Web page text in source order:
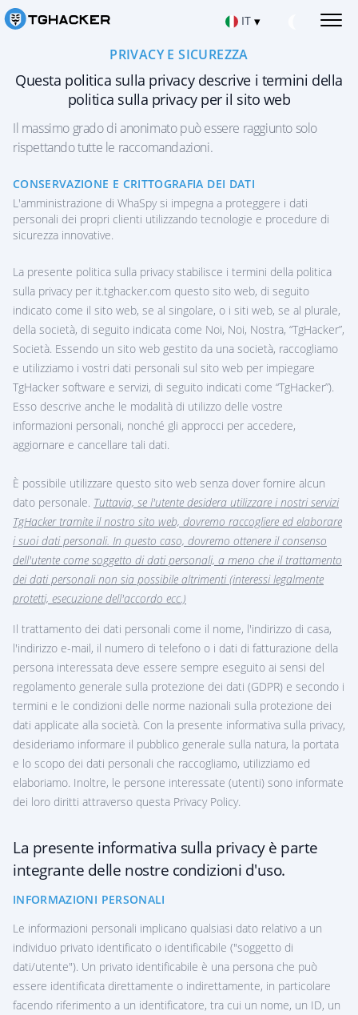
IT ▾
Español
Français
中文
Türkçe
Portuguese (Brazil)
English
Deutsch
HACKERARE I MESSAGGI DI TELEGRAM
Leggere i messaggi di Telegram
HACKARE L'ACCOUNT TELEGRAM DI IOS
Applicazioni di hacking per iPhone
HACKERARE TELEGRAM SU ANDROID
RIPARARE L'ACCOUNT TELEGRAM
Recuperare le chat cancellate
POSIZIONE VIA TELEGRAM
TRACCIARE L'ATTIVITÀ DI TELEGRAM
App di tracciamento di Telegram
HACKERARE IL CANALE TELEGRAM
Applicazione hack per chat di gruppo
FAQ
Caratteristiche
PRIVACY E SICUREZZA
Questa politica sulla privacy descrive i termini della
politica sulla privacy per il sito web
Il massimo grado di anonimato può essere raggiunto solo
rispettando tutte le raccomandazioni.
CONSERVAZIONE E CRITTOGRAFIA DEI DATI
L'amministrazione di WhaSpy si impegna a proteggere i dati
personali dei propri clienti utilizzando tecnologie e procedure di
sicurezza innovative.
La presente politica sulla privacy stabilisce i termini della politica
sulla privacy per ‌it.tghacker.com questo sito web, di seguito
indicato come il sito web, se al singolare, o i siti web, se al plurale,
della società, di seguito indicata come Noi, Noi, Nostra, “TgHacker”,
Società. Essendo un sito web gestito da una società, raccogliamo
e utilizziamo i vostri dati personali sul sito web per impiegare
TgHacker software e servizi, di seguito indicati come “TgHacker”).
Esso descrive anche le modalità di utilizzo delle vostre
informazioni personali, nonché gli approcci per accedere,
aggiornare e cancellare tali dati.
È possibile utilizzare questo sito web senza dover fornire alcun
dato personale. Tuttavia, se l'utente desidera utilizzare i nostri servizi
TgHacker tramite il nostro sito web, dovremo raccogliere ed elaborare
i suoi dati personali. In questo caso, dovremo ottenere il consenso
dell'utente come soggetto di dati personali, a meno che il trattamento
dei dati personali non sia possibile altrimenti (interessi legalmente
protetti, esecuzione dell'accordo ecc.)
Il trattamento dei dati personali come il nome, l'indirizzo di casa,
l'indirizzo e-mail, il numero di telefono o i dati di fatturazione della
persona interessata deve essere sempre eseguito ai sensi del
regolamento generale sulla protezione dei dati (GDPR) e secondo i
termini e le condizioni delle norme nazionali sulla protezione dei
dati applicate alla società. Con la presente informativa sulla privacy,
desideriamo informare il pubblico generale sulla natura, la portata
e lo scopo dei dati personali che raccogliamo, utilizziamo ed
elaboriamo. Inoltre, le persone interessate (utenti) sono informate
dei loro diritti attraverso questa Privacy Policy.
La presente informativa sulla privacy è parte
integrante delle nostre condizioni d'uso.
INFORMAZIONI PERSONALI
Le informazioni personali implicano qualsiasi dato relativo a un
individuo privato identificato o identificabile ("soggetto di
dati/utente"). Un privato identificabile è una persona che può
essere identificata direttamente o indirettamente, in particolare
facendo riferimento a un identificatore, tra cui un nome, un ID, un